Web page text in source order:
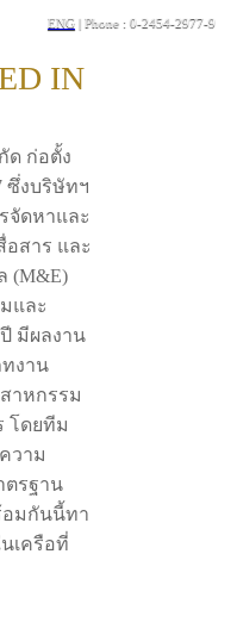
ENG | Phone : 0-2454-2977-9
IN
ด ก่อตั้ง
ซึ่งบริษัทฯ
จัดหาและ
อสาร และ
(M&E)
และ
มีผลงาน
ทงาน
าหกรรม
โดยทีม
วาม
ตรฐาน
อมกันนี้ทา
เครือที่